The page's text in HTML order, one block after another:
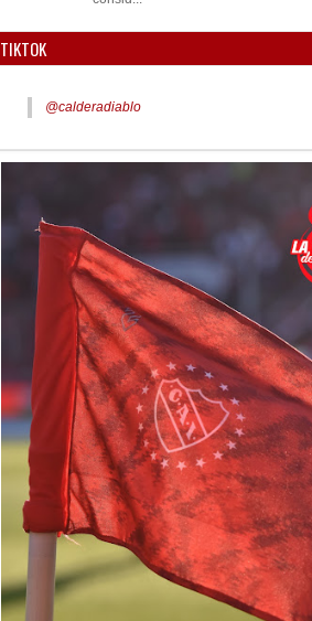
TIKTOK
@calderadiablo